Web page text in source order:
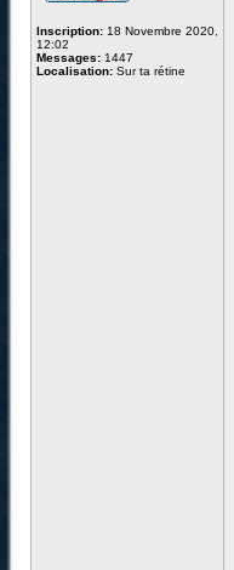
Inscription: 18 Novembre 2020,
12:02
Messages: 1447
Localisation: Sur ta rétine